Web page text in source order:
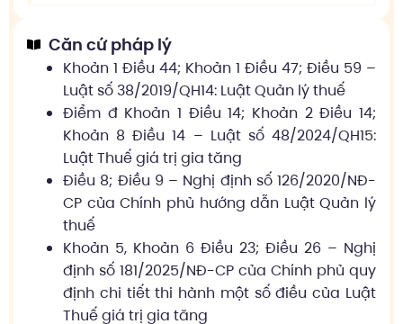
Căn cứ pháp lý
Khoản 1 Điều 44; Khoản 1 Điều 47; Điều 59 –
Luật số 38/2019/QH14: Luật Quản lý thuế
Điểm đ Khoản 1 Điều 14; Khoản 2 Điều 14;
Khoản 8 Điều 14 – Luật số 48/2024/QH15:
Luật Thuế giá trị gia tăng
Điều 8; Điều 9 – Nghị định số 126/2020/NĐ-
CP của Chính phủ hướng dẫn Luật Quản lý
thuế
Khoản 5, Khoản 6 Điều 23; Điều 26 – Nghị
định số 181/2025/NĐ-CP của Chính phủ quy
định chi tiết thi hành một số điều của Luật
Thuế giá trị gia tăng